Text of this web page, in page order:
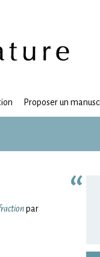
Proposer un
par